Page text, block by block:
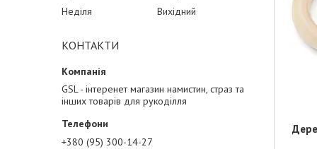
Неділя
Вихідний
КОНТАКТИ
GSL - інтеренет магазин намистин, страз та
інших товарів для рукоділля
+380 (95) 300-14-27